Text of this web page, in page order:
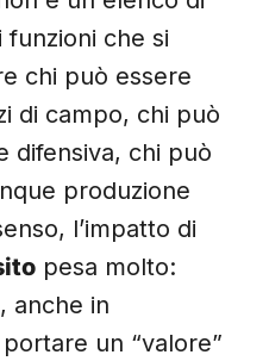
funzioni che si
chi può essere
di campo, chi può
difensiva, chi può
produzione
l’impatto di
pesa molto:
anche in
un “valore”